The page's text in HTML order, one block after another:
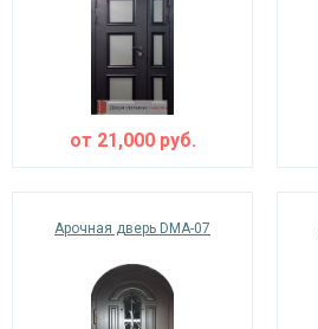
от 21,000руб.
Арочная дверь DMA-07